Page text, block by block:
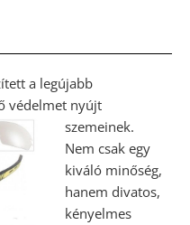
a legújabb
védelmet nyújt
szemeinek.
Nem csak egy
kiváló minőség,
hanem divatos,
kényelmes